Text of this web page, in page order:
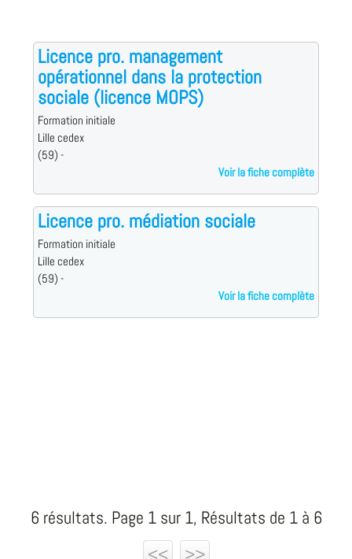
Licence pro. management
opérationnel dans la protection
sociale (licence MOPS)
Formation initiale
Lille cedex
(59) -
Voir la fiche complète
Licence pro. médiation sociale
Formation initiale
Lille cedex
(59) -
Voir la fiche complète
6 résultats. Page 1 sur 1, Résultats de 1 à 6
<<
>>